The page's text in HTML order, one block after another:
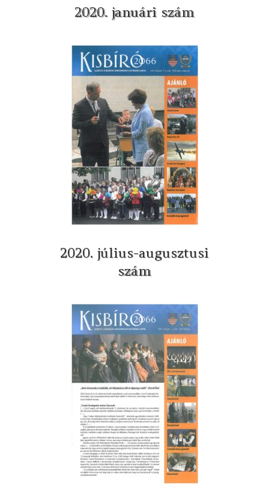
2020. januári szám
2020. július-augusztusi
szám